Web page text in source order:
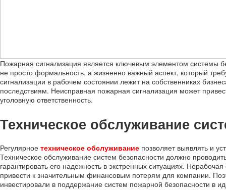
Пожарная сигнализация является ключевым элементом системы
не просто формальность, а жизненно важный аспект, который
сигнализации в рабочем состоянии лежит на собственниках
последствиям. Неисправная пожарная сигнализация может
уголовную ответственность.
Техническое обслуживание
Регулярное техническое обслуживание позволяет выявлять и
Техническое обслуживание систем безопасности должно
гарантировать его надежность в экстренных ситуациях.
привести к значительным финансовым потерям для компании.
инвестировали в поддержание систем пожарной безопасности в